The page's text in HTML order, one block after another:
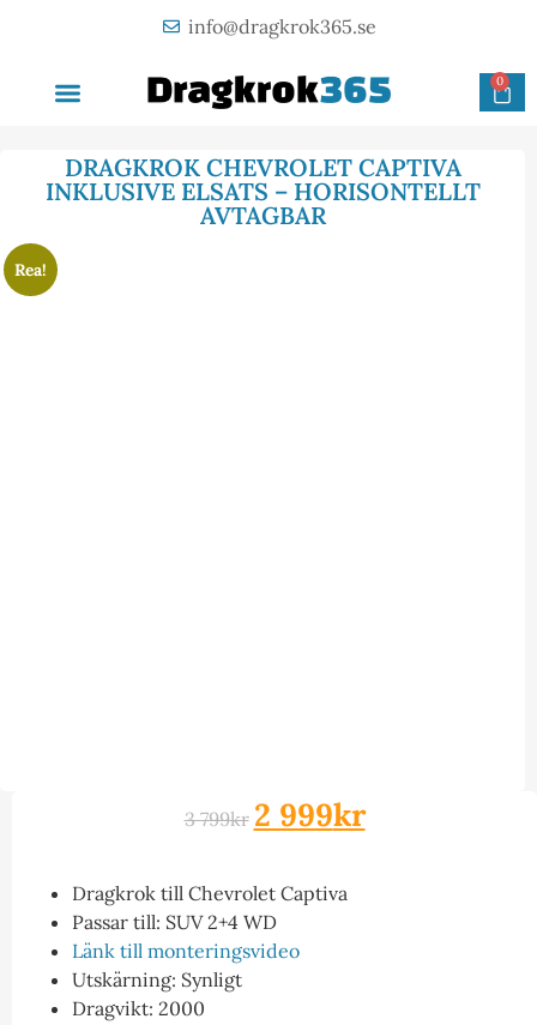
info@dragkrok365.se
0
DRAGKROK CHEVROLET CAPTIVA
INKLUSIVE ELSATS – HORISONTELLT
AVTAGBAR
Rea!
3 799kr 2 999kr
Dragkrok till Chevrolet Captiva
Passar till: SUV 2+4 WD
Länk till monteringsvideo
Utskärning: Synligt
Dragvikt: 2000